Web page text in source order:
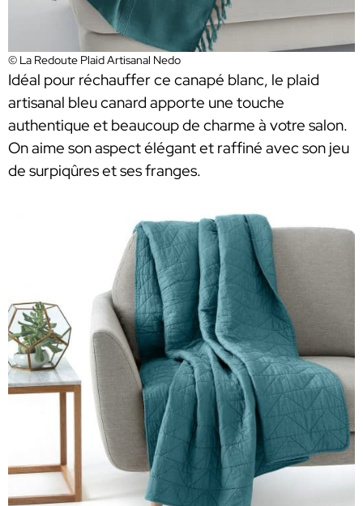
© La Redoute Plaid Artisanal Nedo
Idéal pour réchauffer ce canapé blanc, le plaid
artisanal bleu canard apporte une touche
authentique et beaucoup de charme à votre salon.
On aime son aspect élégant et raffiné avec son jeu
de surpiqûres et ses franges.